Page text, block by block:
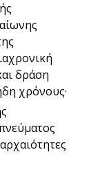
δράση
χρόνους·